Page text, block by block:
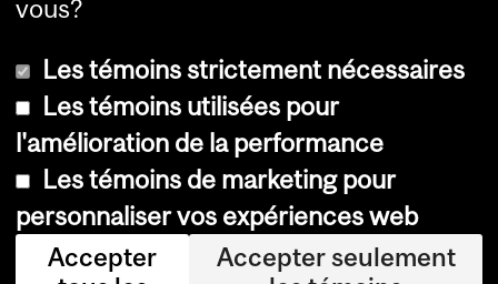
© Université McGill, 2026
Accessibilité
Avis sur les témoins
vous?
Les témoins strictement nécessaires
Les témoins utilisées pour
l'amélioration de la performance
Les témoins de marketing pour
personnaliser vos expériences web
Accepter
Accepter seulement